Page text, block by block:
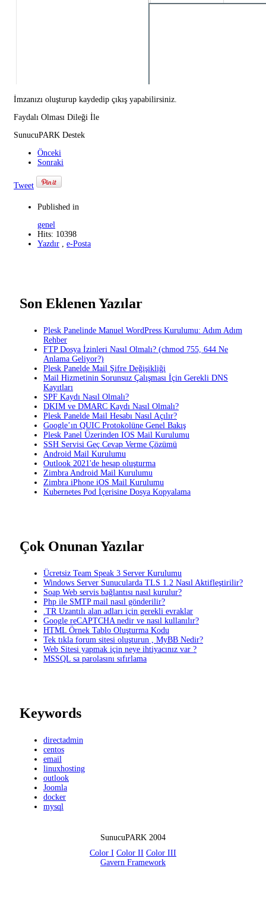
İmzanızı oluşturup kaydedip çıkış yapabilirsiniz.
Faydalı Olması Dileği İle
SunucuPARK Destek
Önceki
Sonraki
Tweet
Published in
genel
Hits: 10398
Yazdır
e-Posta
Son Eklenen Yazılar
Plesk Panelinde Manuel WordPress Kurulumu: Adım Adım
Rehber
FTP Dosya İzinleri Nasıl Olmalı? (chmod 755, 644 Ne
Anlama Geliyor?)
Plesk Panelde Mail Şifre Değişikliği
Mail Hizmetinin Sorunsuz Çalışması İçin Gerekli DNS
Kayıtları
SPF Kaydı Nasıl Olmalı?
DKIM ve DMARC Kaydı Nasıl Olmalı?
Plesk Panelde Mail Hesabı Nasıl Açılır?
Google’ın QUIC Protokolüne Genel Bakış
Plesk Panel Üzerinden IOS Mail Kurulumu
SSH Servisi Geç Cevap Verme Çözümü
Android Mail Kurulumu
Outlook 2021'de hesap oluşturma
Zimbra Android Mail Kurulumu
Zimbra iPhone iOS Mail Kurulumu
Kubernetes Pod İçerisine Dosya Kopyalama
Çok Onunan Yazılar
Ücretsiz Team Speak 3 Server Kurulumu
Windows Server Sunucularda TLS 1.2 Nasıl Aktifleştirilir?
Soap Web servis bağlantısı nasıl kurulur?
Php ile SMTP mail nasıl gönderilir?
.TR Uzantılı alan adları için gerekli evraklar
Google reCAPTCHA nedir ve nasıl kullanılır?
HTML Örnek Tablo Oluşturma Kodu
Tek tıkla forum sitesi oluşturun , MyBB Nedir?
Web Sitesi yapmak için neye ihtiyacınız var ?
MSSQL sa parolasını sıfırlama
Keywords
directadmin
centos
email
linuxhosting
outlook
Joomla
docker
mysql
SunucuPARK 2004
Color I Color II Color III
Gavern Framework